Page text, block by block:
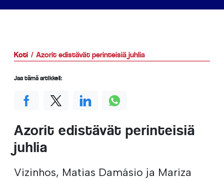
Koti Azorit edistävät perinteisiä juhlia
Azorit edistävät perinteisiä
juhlia
Vizinhos, Matias Damásio ja Mariza
Jaa tämä artikkeli: